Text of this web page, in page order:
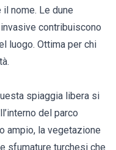
il nome. Le dune
contribuiscono
luogo. Ottima per chi
spiaggia libera si
del parco
ampio, la vegetazione
sfumature turchesi che